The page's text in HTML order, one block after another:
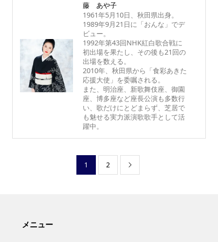
藤 あや子
1961年5月10日、秋田県出身。
1989年9月21日に「おんな」でデ
ビュー。
1992年第43回NHK紅白歌合戦に
初出場を果たし、その後も21回の
出場を数える。
2010年、秋田県から「食彩あきた
応援大使」を委嘱される。
また、明治座、新歌舞伎座、御園
座、博多座など座長公演も多数行
い、歌だけにとどまらず、芝居で
も魅せる実力派演歌歌手として活
躍中。
1 2 
メニュー